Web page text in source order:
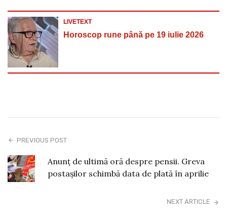
LIVETEXT
Horoscop rune până pe 19 iulie 2026
PREVIOUS POST
Anunț de ultimă oră despre pensii. Greva
postașilor schimbă data de plată în aprilie
NEXT ARTICLE